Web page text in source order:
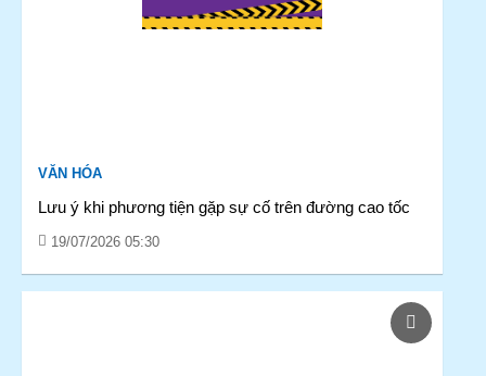
VĂN HÓA
Lưu ý khi phương tiện gặp sự cố trên đường cao tốc
19/07/2026 05:30